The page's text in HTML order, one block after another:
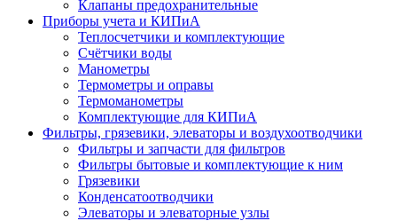
Клапаны предохранительные
Приборы учета и КИПиА
Теплосчетчики и комплектующие
Счётчики воды
Манометры
Термометры и оправы
Термоманометры
Комплектующие для КИПиА
Фильтры, грязевики, элеваторы и воздухоотводчики
Фильтры и запчасти для фильтров
Фильтры бытовые и комплектующие к ним
Грязевики
Конденсатоотводчики
Элеваторы и элеваторные узлы